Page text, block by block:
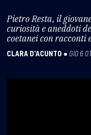
Pietro Resta, il
curiosità e aneddoti
coetanei con racconti
CLARA D'ACUNTO ● GIO 6